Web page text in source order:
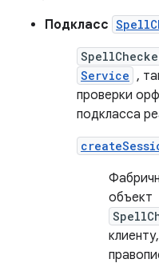
Подкласс
Service ,
проверки
подкласса
объект